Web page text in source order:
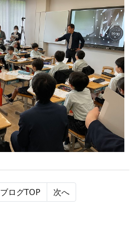
ブログTOP 次へ